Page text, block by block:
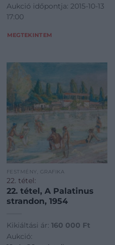
Aukció időpontja: 2015-10-13
17:00
MEGTEKINTEM
FESTMÉNY, GRAFIKA
22. tétel:
22. tétel, A Palatinus
strandon, 1954
Kikiáltási ár: 160 000 Ft
Aukció: